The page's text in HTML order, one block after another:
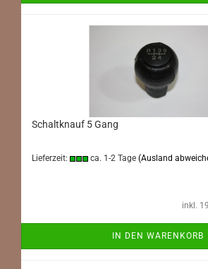
Schaltknauf 5 Gang
Lieferzeit: ca. 1-2 Tage (Ausland
inkl.
IN DEN WARENKORB